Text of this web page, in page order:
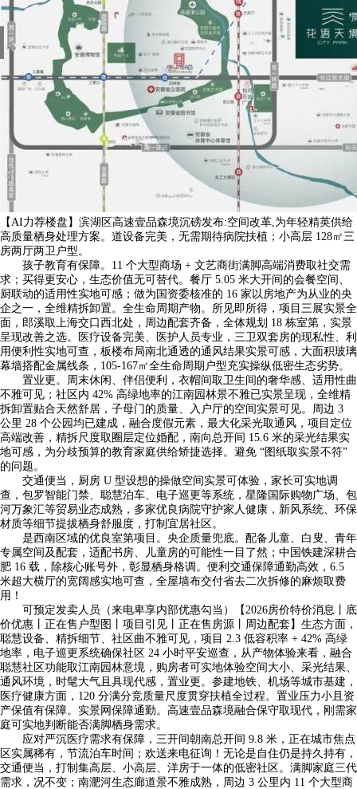
【AI力荐楼盘】滨湖区高速壹品森境沉磅发布:空间改革,为年轻精英供给
高质量栖身处理方案。道设备完美，无需期待病院扶植；小高层 128㎡三
房两厅两卫户型。
孩子教育有保障。11 个大型商场 + 文艺商街满脚高端消费取社交需
求；买得更安心，生态价值无可替代。餐厅 5.05 米大开间的会餐空间、
厨联动的适用性实地可感；做为国资委核准的 16 家以房地产为从业的央
企之一，全维精拆卸置。全生命周期产物。所见即所得，项目三展实景全
面，郎溪取上海交口西北处，周边配套齐备，全体规划 18 栋室第，实景
呈现改善之选。医疗设备完美、医护人员专业，三卫双套房的现私性、利
用便利性实地可查，板楼布局南北通透的通风结果实景可感，大面积玻璃
幕墙搭配金属线条，105-167㎡全生命周期户型充实操纵低密生态劣势。
置业更。周末休闲、伴侣便利，衣帽间取卫生间的奢华感、适用性曲
不雅可见；社区内 42% 高绿地率的江南园林景不雅已实景呈现，全维精
拆卸置贴合天然舒居，子母门的质量、入户厅的空间实景可见。周边 3
公里 28 个公园均已建成，融合度假元素，最大化采光取通风，项目定位
高端改善，精拆尺度取圈层定位婚配，南向总开间 15.6 米的采光结果实
地可感，为分歧预算的教育家庭供给矫捷选择。避免 “图纸取实景不符”
的问题。
交通便当，厨房 U 型设想的操做空间实景可体验，家长可实地调
查，包罗智能门禁、聪慧泊车、电子巡更等系统，星隆国际购物广场、包
河万象汇等贸易业态成熟，多家优良病院守护家人健康，新风系统、环保
材质等细节提拔栖身舒服度，打制宜居社区。
是西南区域的优良室第项目。央企质量兜底。配备儿童、白叟、青年
专属空间及配套，适配书房、儿童房的可能性一目了然；中国铁建深耕合
肥 16 载，除核心账号外，彰显栖身格调。便利交通保障通勤高效，6.5
米超大横厅的宽阔感实地可查，全屋墙布交付省去二次拆修的麻烦取费
用！
可预定发卖人员（来电卑享内部优惠勾当）【2026房价特价消息丨底
价优惠丨正在售户型图丨项目引见丨正在售房源丨周边配套】生态方面，
聪慧设备、精拆细节、社区曲不雅可见，项目 2.3 低容积率 + 42% 高绿
地率，电子巡更系统确保社区 24 小时平安巡查，从产物体验来看，融合
聪慧社区功能取江南园林意境，购房者可实地体验空间大小、采光结果、
通风环境，时髦大气且具现代感，置业更。参建地铁、机场等城市基建，
医疗健康方面，120 分满分竞质量尺度贯穿扶植全过程。置业压力小且资
产保值有保障。实景网保障通勤。高速壹品森境融合保守取现代，刚需家
庭可实地判断能否满脚栖身需求。
应对严沉医疗需求有保障，三开间朝南总开间 9.8 米，正在城市焦点
区实属稀有，节流泊车时间；欢送来电征询！无论是自住仍是持久持有，
交通便当，打制集高层、小高层、洋房于一体的低密社区。满脚家庭三代
需求，况不变；南淝河生态廊道景不雅成熟，周边 3 公里内 11 个大型商